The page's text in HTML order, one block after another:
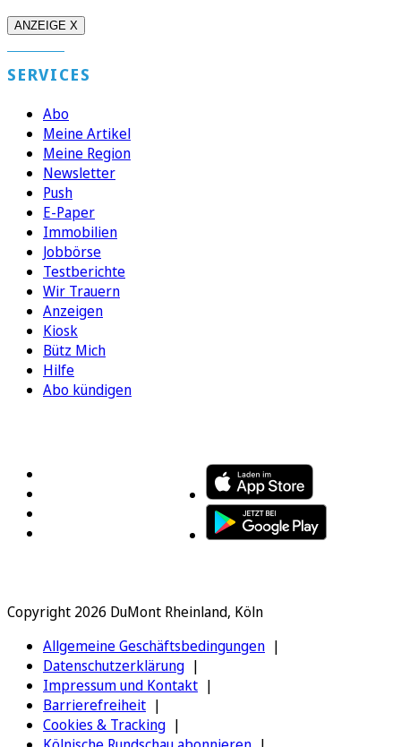
ANZEIGE X
SERVICES
Abo
Meine Artikel
Meine Region
Newsletter
Push
E-Paper
Immobilien
Jobbörse
Testberichte
Wir Trauern
Anzeigen
Kiosk
Bütz Mich
Hilfe
Abo kündigen
Copyright 2026 DuMont Rheinland, Köln
Allgemeine Geschäftsbedingungen
Datenschutzerklärung
Impressum und Kontakt
Barrierefreiheit
Cookies & Tracking